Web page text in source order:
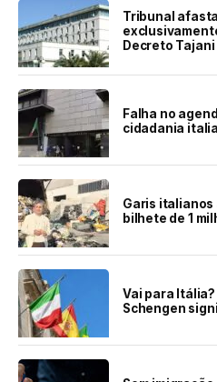
Tribunal
Decreto Tajani
Falha no
cidadania
Garis italianos
bilhete de 1
Vai para
Schengen